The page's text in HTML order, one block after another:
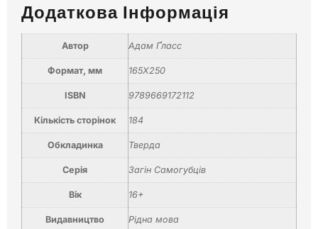
Додаткова Інформація
Автор Адам Ґласс
Формат, мм 165X250
ISBN 9789669172112
Кількість сторінок 184
Обкладинка Тверда
Серія Загін Самогубців
Вік 16+
Видавництво Рідна мова